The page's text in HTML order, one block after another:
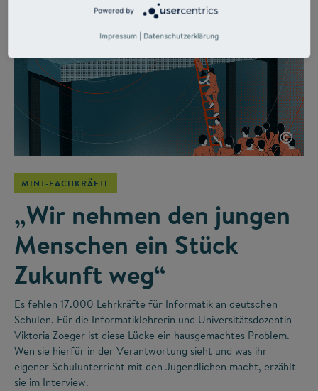
©
MINT-FACHKRÄFTE
„Wir nehmen den jungen
Menschen ein Stück
Zukunft weg“
Es fehlen 17.000 Lehrkräfte für Informatik an deutschen
Schulen. Für die Informatiklehrerin und Universitätsdozentin
Viktoria Zoeger ist diese Lücke ein hausgemachtes Problem.
Wen sie hierfür in der Verantwortung sieht und was ihr
eigener Schulunterricht mit den Jugendlichen macht, erzählt
sie im Interview.
Powered by
Impressum Datenschutzerklärung